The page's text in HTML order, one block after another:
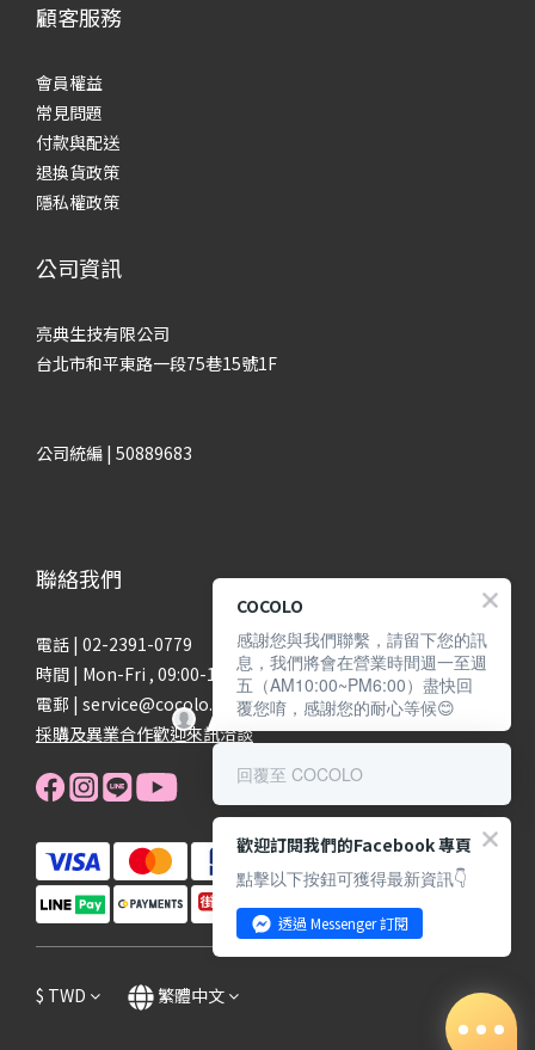
顧客服務
會員權益
常見問題
付款與配送
退換貨政策
隱私權政策
公司資訊
亮典生技有限公司
台北市和平東路一段75巷15號1F
公司統編 | 50889683
聯絡我們
電話 | 02-2391-0779
時間 | Mon-Fri , 09:00-18:00
電郵 | service@cocolo.com.tw
採購及異業合作歡迎來訊洽談
$ TWD 繁體中文
COCOLO
感謝您與我們聯繫，請留下您的訊
息，我們將會在營業時間週一至週
五（AM10:00~PM6:00）盡快回
覆您唷，感謝您的耐心等候😊
回覆至 COCOLO
歡迎訂閱我們的Facebook 專頁
點擊以下按鈕可獲得最新資訊👇
透過 Messenger 訂閱